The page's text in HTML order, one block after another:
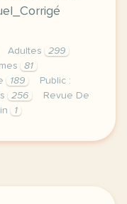
Adultes
299
81
189
Public :
256
Revue De
1
grands adolescents